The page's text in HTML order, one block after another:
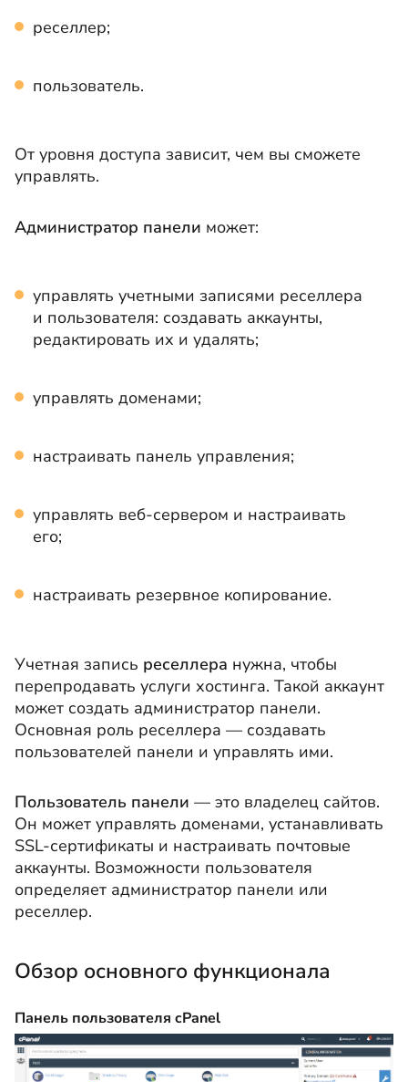
реселлер;
пользователь.
От уровня доступа зависит, чем вы сможете
управлять.
Администратор панели может:
управлять учетными записями реселлера
и пользователя: создавать аккаунты,
редактировать их и удалять;
управлять доменами;
настраивать панель управления;
управлять веб-сервером и настраивать
его;
настраивать резервное копирование.
Учетная запись реселлера нужна, чтобы
перепродавать услуги хостинга. Такой аккаунт
может создать администратор панели.
Основная роль реселлера — создавать
пользователей панели и управлять ими.
Пользователь панели — это владелец сайтов.
Он может управлять доменами, устанавливать
SSL-сертификаты и настраивать почтовые
аккаунты. Возможности пользователя
определяет администратор панели или
реселлер.
Обзор основного функционала
Панель пользователя cPanel